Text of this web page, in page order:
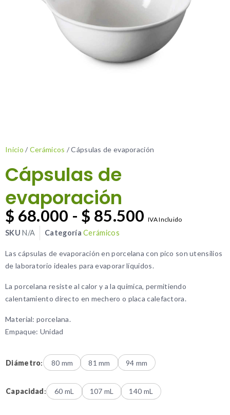
Inicio / Cerámicos / Cápsulas de evaporación
Cápsulas de
evaporación
$ 68.000 - $ 85.500 IVA Incluido
SKUN/A Categoría Cerámicos
Las cápsulas de evaporación en porcelana con pico son utensilios
de laboratorio ideales para evaporar líquidos.
La porcelana resiste al calor y a la química, permitiendo
calentamiento directo en mechero o placa calefactora.
Material: porcelana.
Empaque: Unidad
Diámetro: 80 mm 81 mm 94 mm
Capacidad: 60 mL 107 mL 140 mL